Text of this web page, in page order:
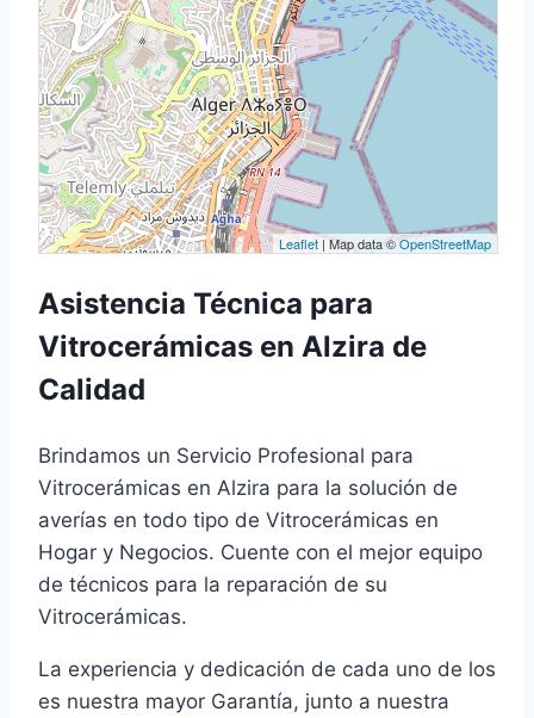
Leaflet | Map data ©OpenStreetMap
Asistencia Técnica para
Vitrocerámicas en Alzira de
Calidad
Brindamos un Servicio Profesional para
Vitrocerámicas en Alzira para la solución de
averías en todo tipo de Vitrocerámicas en
Hogar y Negocios. Cuente con el mejor equipo
de técnicos para la reparación de su
Vitrocerámicas.
La experiencia y dedicación de cada uno de los
es nuestra mayor Garantía, junto a nuestra